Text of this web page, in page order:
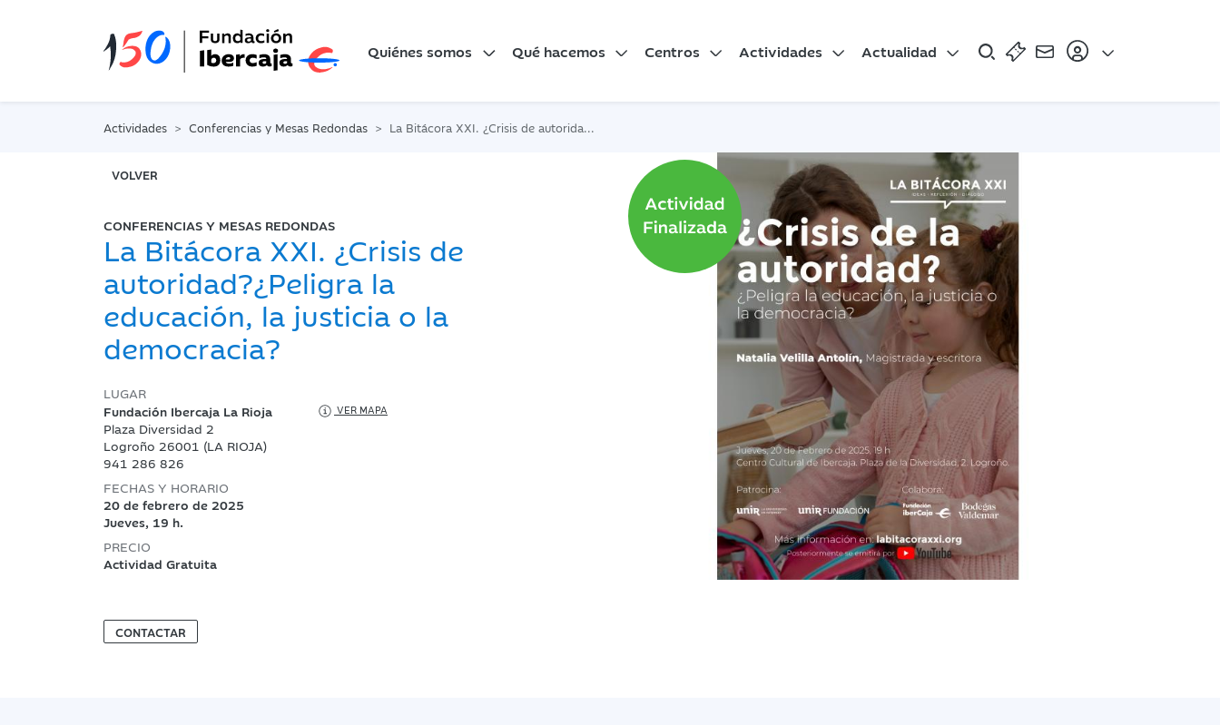
Quiénes somos Qué hacemos Centros Actividades Actualidad
Actividades Conferencias y Mesas Redondas La Bitácora XXI. ¿Crisis de autoridad?¿Peligra la educación, la justicia o la democracia?
VOLVER
CONFERENCIAS Y MESAS REDONDAS
La Bitácora XXI. ¿Crisis de
autoridad?¿Peligra la
educación, la justicia o la
democracia?
LUGAR
Fundación Ibercaja La Rioja
VER MAPA
Plaza Diversidad 2
Logroño 26001 (LA RIOJA)
941 286 826
FECHAS Y HORARIO
20 de febrero de 2025
Jueves, 19 h.
PRECIO
Actividad Gratuita
CONTACTAR